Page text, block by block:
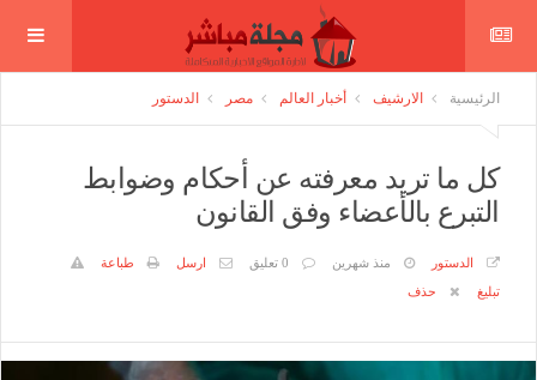
الرئيسية الارشيف أخبار العالم مصر الدستور
كل ما تريد معرفته عن أحكام وضوابط
التبرع بالأعضاء وفق القانون
الدستور منذ شهرين 0 تعليق ارسل
طباعة
تبليغ
حذف